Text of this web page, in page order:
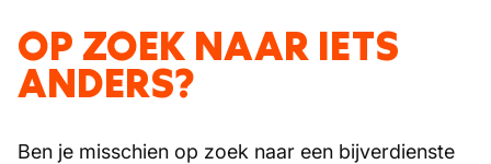
OP ZOEK NAAR IETS
ANDERS?
Ben je misschien op zoek naar een bijverdienste